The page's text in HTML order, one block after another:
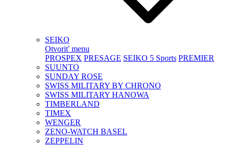
SEIKO
Otvoriť menu
PROSPEX PRESAGE SEIKO 5 Sports PREMIER
SUUNTO
SUNDAY ROSE
SWISS MILITARY BY CHRONO
SWISS MILITARY HANOWA
TIMBERLAND
TIMEX
WENGER
ZENO-WATCH BASEL
ZEPPELIN